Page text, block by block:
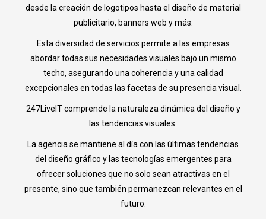
desde la creación de logotipos hasta el diseño de material
publicitario, banners web y más.
Esta diversidad de servicios permite a las empresas
abordar todas sus necesidades visuales bajo un mismo
techo, asegurando una coherencia y una calidad
excepcionales en todas las facetas de su presencia visual.
247LiveIT comprende la naturaleza dinámica del diseño y
las tendencias visuales.
La agencia se mantiene al día con las últimas tendencias
del diseño gráfico y las tecnologías emergentes para
ofrecer soluciones que no solo sean atractivas en el
presente, sino que también permanezcan relevantes en el
futuro.